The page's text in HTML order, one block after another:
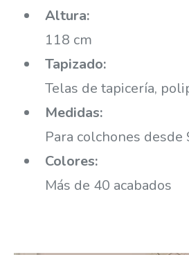
Altura:
118 cm
Tapizado:
Telas de tapicería,
Medidas:
Para colchones desde
Colores:
Más de 40 acabados